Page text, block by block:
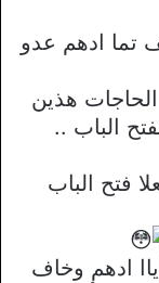
تما ادهم عدو
هذين
الباب ..
فتح الباب
ادهم وخاف